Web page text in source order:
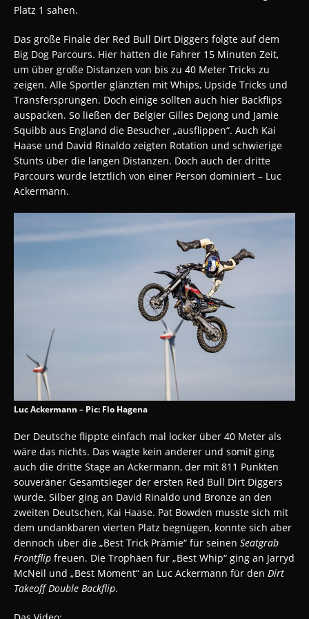
Platz 1 sahen.
Das große Finale der Red Bull Dirt Diggers folgte auf dem
Big Dog Parcours. Hier hatten die Fahrer 15 Minuten Zeit,
um über große Distanzen von bis zu 40 Meter Tricks zu
zeigen. Alle Sportler glänzten mit Whips, Upside Tricks und
Transfersprüngen. Doch einige sollten auch hier Backflips
auspacken. So ließen der Belgier Gilles Dejong und Jamie
Squibb aus England die Besucher „ausflippen“. Auch Kai
Haase und David Rinaldo zeigten Rotation und schwierige
Stunts über die langen Distanzen. Doch auch der dritte
Parcours wurde letztlich von einer Person dominiert – Luc
Ackermann.
Luc Ackermann – Pic: Flo Hagena
Der Deutsche flippte einfach mal locker über 40 Meter als
wäre das nichts. Das wagte kein anderer und somit ging
auch die dritte Stage an Ackermann, der mit 811 Punkten
souveräner Gesamtsieger der ersten Red Bull Dirt Diggers
wurde. Silber ging an David Rinaldo und Bronze an den
zweiten Deutschen, Kai Haase. Pat Bowden musste sich mit
dem undankbaren vierten Platz begnügen, konnte sich aber
dennoch über die „Best Trick Prämie“ für seinen Seatgrab
Frontflip freuen. Die Trophäen für „Best Whip“ ging an Jarryd
McNeil und „Best Moment“ an Luc Ackermann für den Dirt
Takeoff Double Backflip.